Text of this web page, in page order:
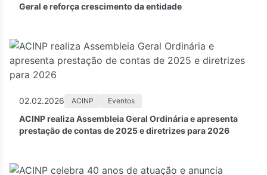
Geral e reforça crescimento da entidade
02.02.2026 ACINP Eventos
ACINP realiza Assembleia Geral Ordinária e apresenta
prestação de contas de 2025 e diretrizes para 2026